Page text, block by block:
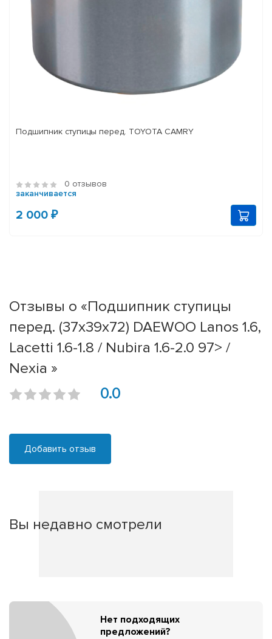
Подшипник ступицы перед. TOYOTA CAMRY
0 отзывов
заканчивается
2 000 ₽
Отзывы о «Подшипник ступицы
перед. (37x39x72) DAEWOO Lanos 1.6,
Lacetti 1.6-1.8 / Nubira 1.6-2.0 97> /
Nexia »
0.0
Добавить отзыв
Вы недавно смотрели
Нет подходящих
предложений?